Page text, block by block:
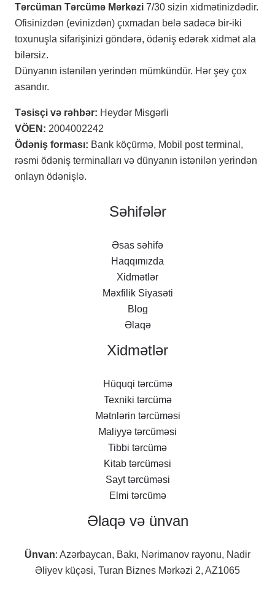
Tərcüman Tərcümə Mərkəzi 7/30 sizin xidmətinizdədir.
Ofisinizdən (evinizdən) çıxmadan belə sadəcə bir-iki
toxunuşla sifarişinizi göndərə, ödəniş edərək xidmət ala
bilərsiz.
Dünyanın istənilən yerindən mümkündür. Hər şey çox
asandır.
Təsisçi və rəhbər: Heydər Misgərli
VÖEN: 2004002242
Ödəniş forması: Bank köçürmə, Mobil post terminal,
rəsmi ödəniş terminalları və dünyanın istənilən yerindən
onlayn ödənişlə.
Səhifələr
Əsas səhifə
Haqqımızda
Xidmətlər
Məxfilik Siyasəti
Blog
Əlaqə
Xidmətlər
Hüquqi tərcümə
Texniki tərcümə
Mətnlərin tərcüməsi
Maliyyə tərcüməsi
Tibbi tərcümə
Kitab tərcüməsi
Sayt tərcüməsi
Elmi tərcümə
Əlaqə və ünvan
Ünvan: Azərbaycan, Bakı, Nərimanov rayonu, Nadir
Əliyev küçəsi, Turan Biznes Mərkəzi 2, AZ1065